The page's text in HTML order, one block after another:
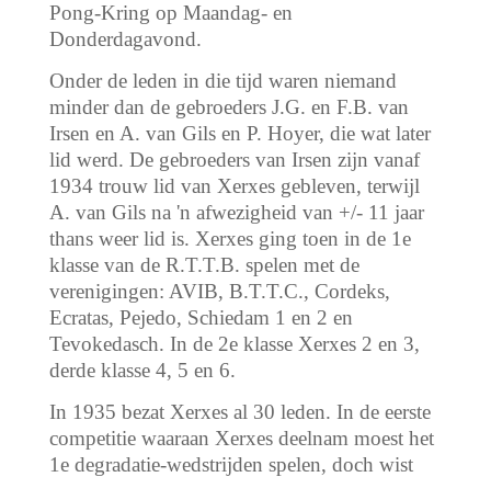
Pong-Kring op Maandag- en
Donderdagavond.
Onder de leden in die tijd waren niemand
minder dan de gebroeders J.G. en F.B. van
Irsen en A. van Gils en P. Hoyer, die wat later
lid werd. De gebroeders van Irsen zijn vanaf
1934 trouw lid van Xerxes gebleven, terwijl
A. van Gils na 'n afwezigheid van +/- 11 jaar
thans weer lid is. Xerxes ging toen in de 1e
klasse van de R.T.T.B. spelen met de
verenigingen: AVIB, B.T.T.C., Cordeks,
Ecratas, Pejedo, Schiedam 1 en 2 en
Tevokedasch. In de 2e klasse Xerxes 2 en 3,
derde klasse 4, 5 en 6.
In 1935 bezat Xerxes al 30 leden. In de eerste
competitie waaraan Xerxes deelnam moest het
1e degradatie-wedstrijden spelen, doch wist